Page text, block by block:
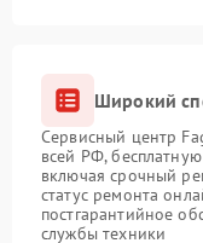
Широкий
Сервисный центр
всей РФ,
включая срочный
статус ремонта
постгарантийное
службы техники